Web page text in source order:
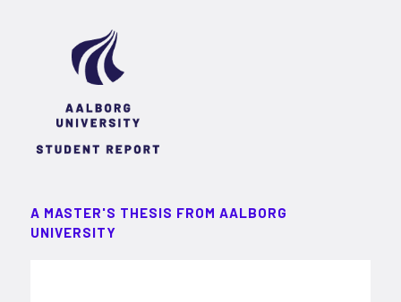
A MASTER'S THESIS FROM AALBORG
UNIVERSITY